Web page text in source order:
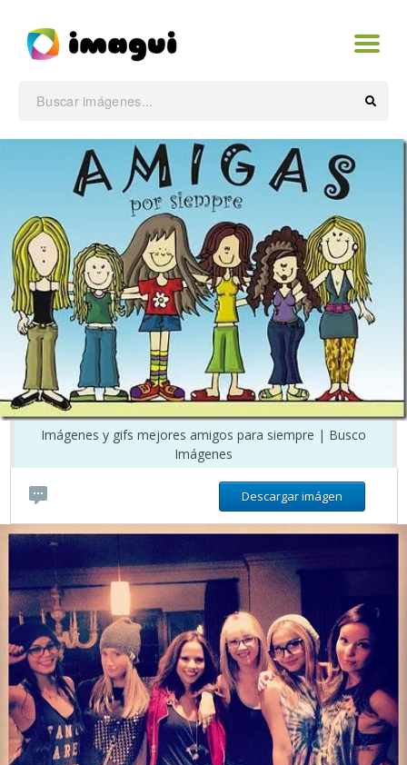
Imágenes y gifs mejores amigos para siempre | Busco
Imágenes
Descargar imágen